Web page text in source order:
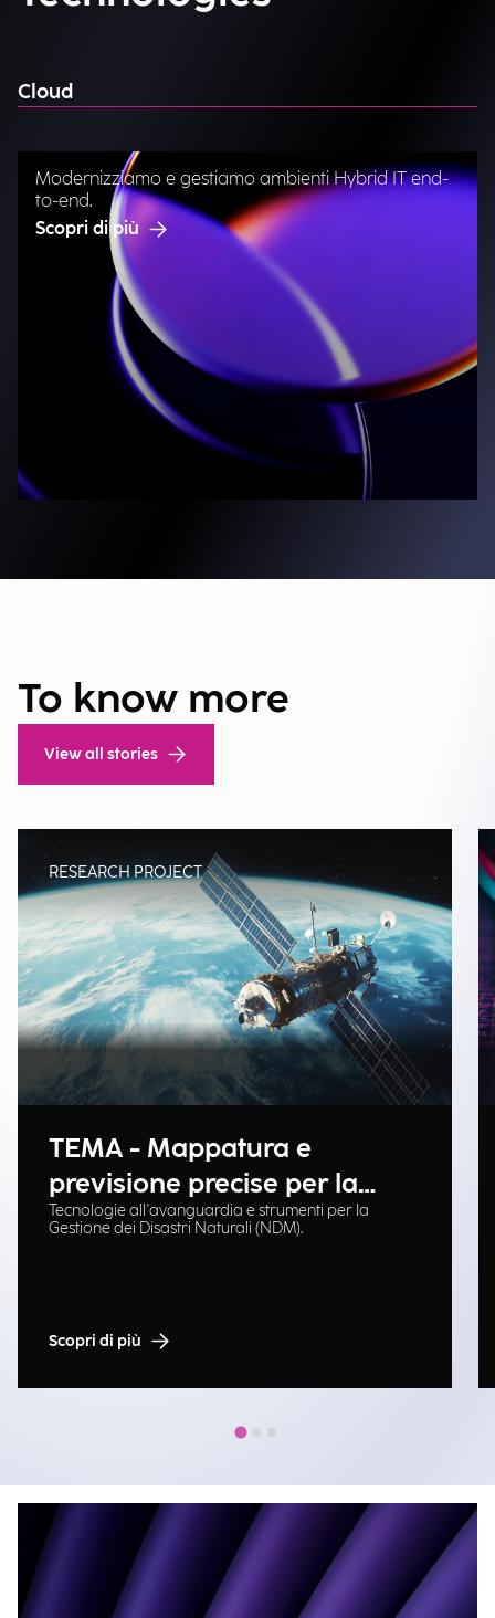
Cloud
Modernizziamo e gestiamo ambienti Hybrid IT end-
to-end.
Scopri di più
To know more
View all stories
RESEARCH PROJECT
TEMA - Mappatura e
previsione precise per la
gestione delle emergenze
Tecnologie all'avanguardia e strumenti per la
Gestione dei Disastri Naturali (NDM).
Scopri di più